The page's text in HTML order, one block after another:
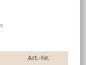
Art.-Nr.